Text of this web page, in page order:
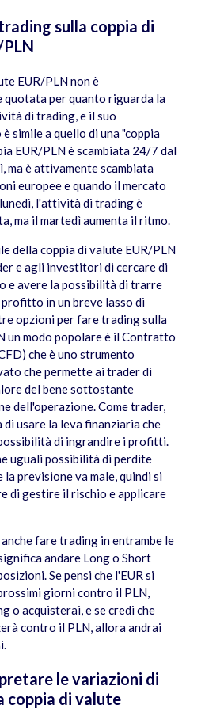
sulla coppia di
EUR/PLN non è
per quanto riguarda la
di trading, e il suo
simile a quello di una "coppia
EUR/PLN è scambiata 24/7 dal
ma è attivamente scambiata
europee e quando il mercato
l'attività di trading è
ma il martedì aumenta il ritmo.
della coppia di valute EUR/PLN
e agli investitori di cercare di
e avere la possibilità di trarre
in un breve lasso di
opzioni per fare trading sulla
un modo popolare è il Contratto
che è uno strumento
che permette ai trader di
del bene sottostante
dell'operazione. Come trader,
usare la leva finanziaria che
di ingrandire i profitti.
uguali possibilità di perdite
previsione va male, quindi si
di gestire il rischio e applicare
fare trading in entrambe le
andare Long o Short
Se pensi che l'EUR si
giorni contro il PLN,
o acquisterai, e se credi che
contro il PLN, allora andrai
le variazioni di
coppia di valute